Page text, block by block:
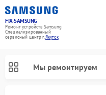
FIX-SAMSUNG
Ремонт устройств Samsung
Специализированный
cервисный центр г.Якутск
Мы ремонтируем